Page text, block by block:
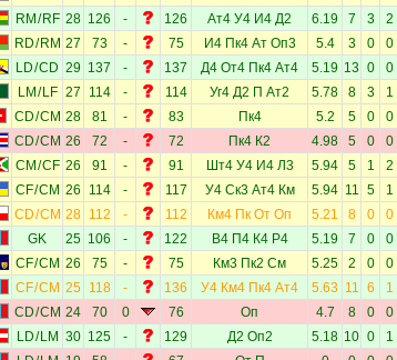
RM /RF 28 126 - 126 Ат4 У4 И4 Д2 6.19 7 3 2
RD/RM 27 73 - 75 И4 Пк4 Ат Оп3 5.4 3 0 0
LD/CD 29 137 - 137 Д4 От4 Пк4 Ат4 5.19 13 0 0
LM /LF 27 114 - 114 Уг4 Д2 П Ат2 5.78 8 3 1
CD/CM 28 81 - 83 Пк4 5.2 5 0 0
CD/CM 26 72 - 72 Пк4 К2 4.98 5 0 0
CM /CF 26 91 - 91 Шт4 У4 И4 Л3 5.94 5 1 2
CF/CM 26 114 - 117 У4 Ск3 Ат4 Км 5.94 11 5 1
CD/CM 28 112 - 112 Км4 Пк От Оп 5.21 8 0 0
GK 25 106 - 122 В4 П4 К4 Р4 5.19 7 0 0
CF/CM 26 75 - 75 Км3 Пк2 См 5.25 2 0 0
CF/CM 25 118 - 136 У4 Км4 Пк4 Ат4 5.63 11 6 1
CD/CM 24 70 0 76 Оп 4.7 8 0 0
LD/LM 30 125 - 129 Д2 Оп2 5.18 10 0 1